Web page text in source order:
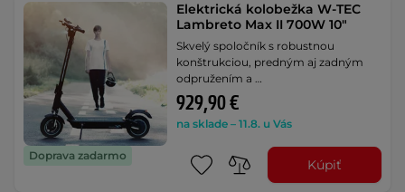
Doprava zadarmo
Elektrická kolobežka W-TEC
Lambreto Max II 700W 10"
Skvelý spoločník s robustnou
konštrukciou, predným aj zadným
odpružením a …
929,90 €
na sklade – 11.8. u Vás
Kúpiť